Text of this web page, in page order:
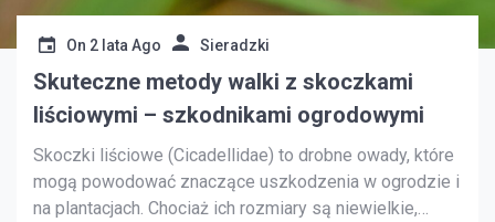
On 2 lata Ago Sieradzki
Skuteczne metody walki z skoczkami
liściowymi – szkodnikami ogrodowymi
Skoczki liściowe (Cicadellidae) to drobne owady, które
mogą powodować znaczące uszkodzenia w ogrodzie i
na plantacjach. Chociaż ich rozmiary są niewielkie,